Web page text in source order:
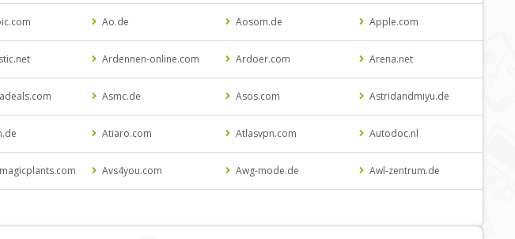
Ao.de Aosom.de Apple.com
Ardennen-online.com Ardoer.com Arena.net
Asmc.de Asos.com Astridandmiyu.de
Atiaro.com Atlasvpn.com Autodoc.nl
Avs4you.com Awg-mode.de Awl-zentrum.de